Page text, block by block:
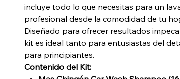
incluye todo lo que necesitas para un
profesional desde la comodidad de tu
Diseñado para ofrecer resultados
kit es ideal tanto para entusiastas del
para principiantes.
Contenido del Kit: